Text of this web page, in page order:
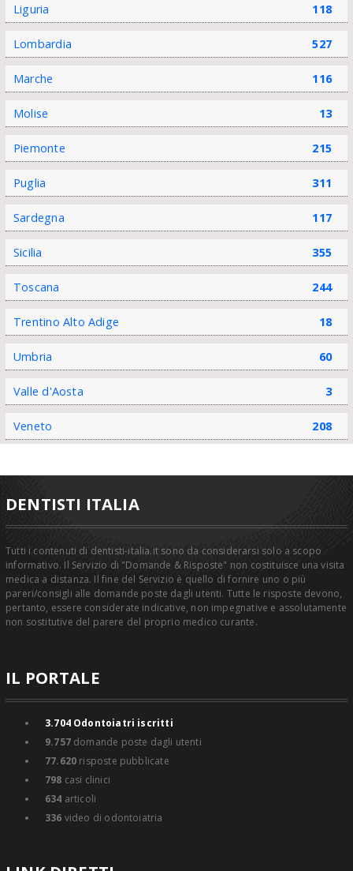
Liguria 118
Lombardia 527
Marche 116
Molise 13
Piemonte 215
Puglia 311
Sardegna 117
Sicilia 355
Toscana 244
Trentino Alto Adige 18
Umbria 60
Valle d'Aosta 3
Veneto 208
DENTISTI ITALIA
Tutti i contenuti di dentisti-italia.it sono da considerarsi solo a scopo
informativo. Il Servizio di "Domande & Risposte" non costituisce una visita
medica a distanza. Il fine del Servizio è quello di fornire uno o più
pareri/consigli alle domande poste dagli utenti. Tutte le risposte devono,
pertanto, essere considerate indicative, non impegnative e assolutamente
non sostitutive del parere del proprio medico curante.
IL PORTALE
3.704Odontoiatri iscritti
9.757domande poste dagli utenti
77.620 risposte pubblicate
798 casi clinici
634 articoli
336 video di odontoiatria